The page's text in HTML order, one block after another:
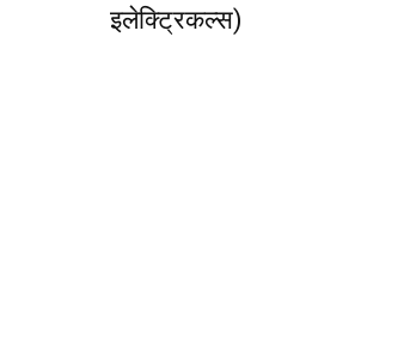
इलेक्ट्रिकल्स)